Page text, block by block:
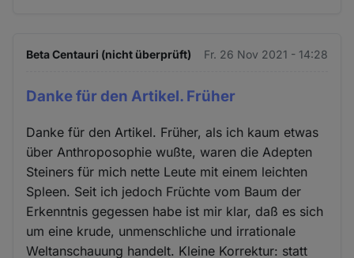
Beta Centauri (nicht überprüft) Fr. 26 Nov 2021 - 14:28
Danke für den Artikel. Früher
Danke für den Artikel. Früher, als ich kaum etwas
über Anthroposophie wußte, waren die Adepten
Steiners für mich nette Leute mit einem leichten
Spleen. Seit ich jedoch Früchte vom Baum der
Erkenntnis gegessen habe ist mir klar, daß es sich
um eine krude, unmenschliche und irrationale
Weltanschauung handelt. Kleine Korrektur: statt